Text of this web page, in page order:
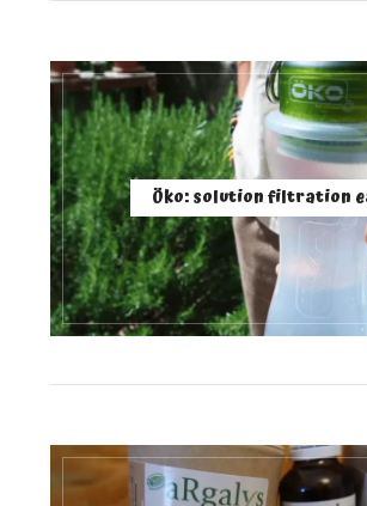
Öko: solution filtration